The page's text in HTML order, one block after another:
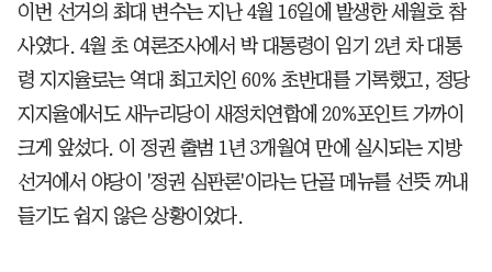
이번 선거의 최대 변수는 지난 4월 16일에 발생한 세월호 참
사였다. 4월 초 여론조사에서 박 대통령이 임기 2년 차 대통
령 지지율로는 역대 최고치인 60% 초반대를 기록했고, 정당
지지율에서도 새누리당이 새정치연합에 20%포인트 가까이
크게 앞섰다. 이 정권 출범 1년 3개월여 만에 실시되는 지방
선거에서 야당이 '정권 심판론'이라는 단골 메뉴를 선뜻 꺼내
들기도 쉽지 않은 상황이었다.